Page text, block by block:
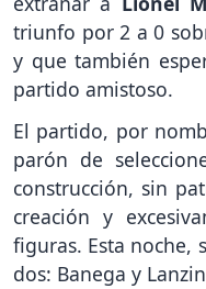
triunfo por 2 a 0
y que también
partido amistoso.
El partido, por
parón de
construcción, sin
creación y
figuras. Esta noche,
dos: Banega y